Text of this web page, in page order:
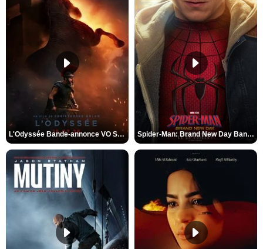
L'Odyssée Bande-annonce VO STFR Spider-Man: Brand New Day Bande-annonce VO STFR